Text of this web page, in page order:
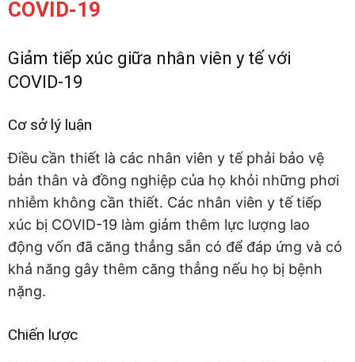
COVID-19
Giảm tiếp xúc giữa nhân viên y tế với
COVID-19
Cơ sở lý luận
Điều cần thiết là các nhân viên y tế phải bảo vệ
bản thân và đồng nghiệp của họ khỏi những phơi
nhiễm không cần thiết. Các nhân viên y tế tiếp
xúc bị COVID-19 làm giảm thêm lực lượng lao
động vốn đã căng thẳng sẵn có để đáp ứng và có
khả năng gây thêm căng thẳng nếu họ bị bệnh
nặng.
Chiến lược